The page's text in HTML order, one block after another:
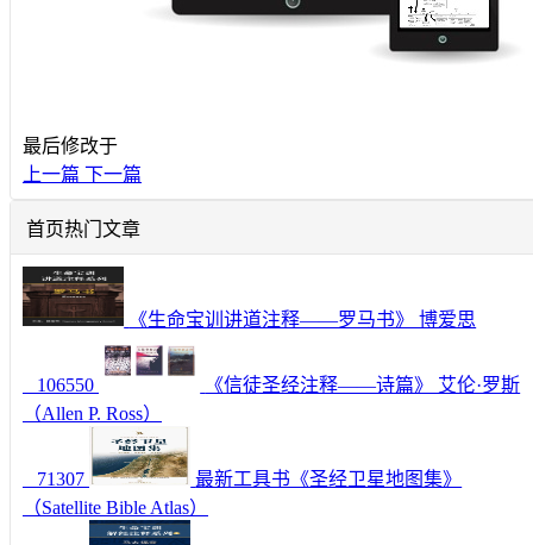
最后修改于
上一篇 下一篇
首页热门文章
《生命宝训讲道注释——罗马书》 博爱思
106550
《信徒圣经注释——诗篇》 艾伦·罗斯
（Allen P. Ross）
71307
最新工具书《圣经卫星地图集》
（Satellite Bible Atlas）